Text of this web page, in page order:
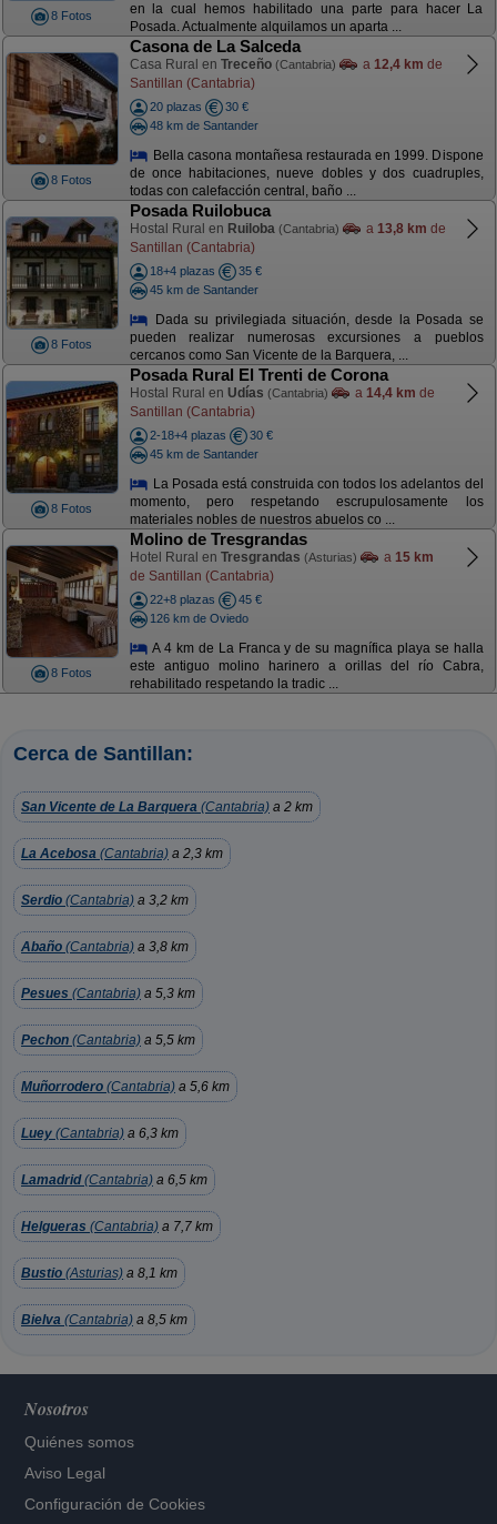
8 Fotos
en la cual hemos habilitado una parte para hacer La
Posada. Actualmente alquilamos un aparta ...
8 Fotos
Casona de La Salceda
Casa Rural en Treceño (Cantabria) a 12,4 km de
Santillan (Cantabria)
20 plazas
30 €
48 km de Santander
Bella casona montañesa restaurada en 1999. Dispone
de once habitaciones, nueve dobles y dos cuadruples,
todas con calefacción central, baño ...
8 Fotos
Posada Ruilobuca
Hostal Rural en Ruiloba (Cantabria) a 13,8 km de
Santillan (Cantabria)
18+4 plazas
35 €
45 km de Santander
Dada su privilegiada situación, desde la Posada se
pueden realizar numerosas excursiones a pueblos
cercanos como San Vicente de la Barquera, ...
8 Fotos
Posada Rural El Trenti de Corona
Hostal Rural en Udías (Cantabria) a 14,4 km de
Santillan (Cantabria)
2-18+4 plazas
30 €
45 km de Santander
La Posada está construida con todos los adelantos del
momento, pero respetando escrupulosamente los
materiales nobles de nuestros abuelos co ...
8 Fotos
Molino de Tresgrandas
Hotel Rural en Tresgrandas (Asturias) a 15 km
de Santillan (Cantabria)
22+8 plazas
45 €
126 km de Oviedo
A 4 km de La Franca y de su magnífica playa se halla
este antiguo molino harinero a orillas del río Cabra,
rehabilitado respetando la tradic ...
Cerca de Santillan:
San Vicente de La Barquera (Cantabria) a 2 km
La Acebosa (Cantabria) a 2,3 km
Serdio (Cantabria) a 3,2 km
Abaño (Cantabria) a 3,8 km
Pesues (Cantabria) a 5,3 km
Pechon (Cantabria) a 5,5 km
Muñorrodero (Cantabria) a 5,6 km
Luey (Cantabria) a 6,3 km
Lamadrid(Cantabria) a 6,5 km
Helgueras (Cantabria) a 7,7 km
Bustio (Asturias) a 8,1 km
Bielva (Cantabria) a 8,5 km
Nosotros
Quiénes somos
Aviso Legal
Configuración de Cookies